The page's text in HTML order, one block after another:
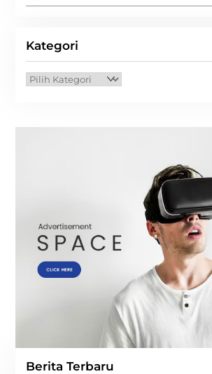
Kategori
Kategori
Berita Terbaru